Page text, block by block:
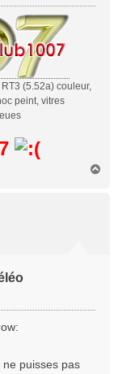
(5.52a) couleur,
peint, vitres
puisses pas